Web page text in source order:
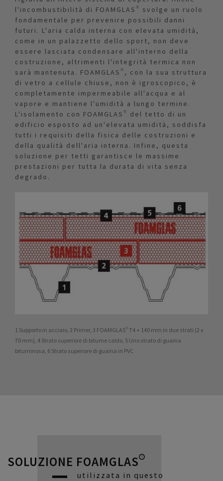
l'incombustibilità di FOAMGLAS® svolge un ruolo
fondamentale per prevenire possibili danni
futuri. L'aria calda interna con elevata umidità,
come in un palazzetto dello sport, non deve
essere lasciata condensare all'interno della
costruzione, altrimenti l'integrità termica non
sarà mantenuta. FOAMGLAS®, con la sua struttura
di vetro a cellule chiuse, non è igroscopico, è
completamente impermeabile all'acqua e al
vapore e mantiene l'umidità a lungo termine.
L'isolamento con FOAMGLAS® del tetto di un
edificio esposto ad un'elevata umidità, soddisfa
tutti i requisiti della fisica delle costruzioni e
della qualità dell'aria interna. Infine, questa
soluzione per tetti garantisce le massime
prestazioni per tutta la durata di vita senza
degrado.
1 Supporto in acciaio, 2 Primer, 3 FOAMGLAS® T4 + 140 mm in due strati (2 x
70 mm), 4 Strato superiore di bitume caldo, 5 Uno strato di guaina
bituminosa, 6 Strato superiore di guaina in PVC
SOLUZIONE FOAMGLAS®
utilizzata in questo